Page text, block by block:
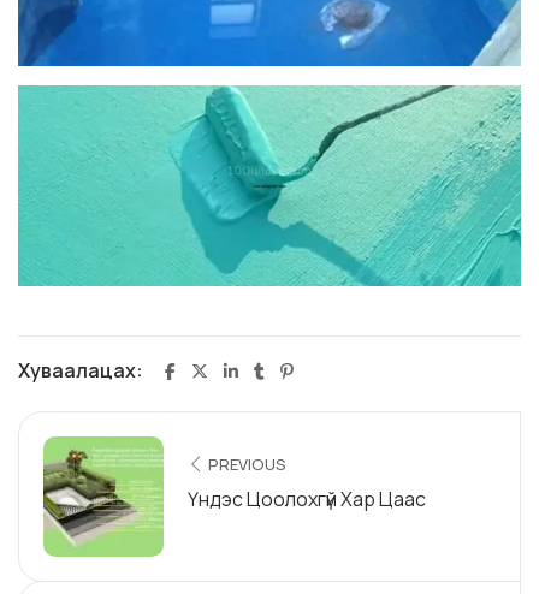
Хуваалацах:
PREVIOUS
Үндэс Цоолохгүй Хар Цаас